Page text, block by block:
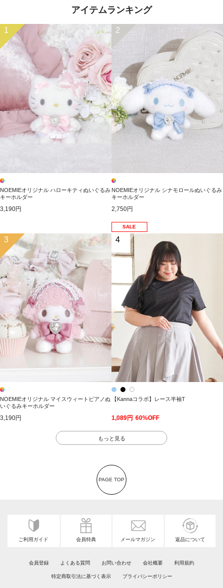
アイテムランキング
1
NOEMIEオリジナル ハローキティぬいぐるみ
キーホルダー
3,190円
2
NOEMIEオリジナル シナモロールぬいぐるみ
キーホルダー
2,750円
3
NOEMIEオリジナル マイスウィートピアノぬ
いぐるみキーホルダー
3,190円
SALE
4
【Kannaコラボ】レース半袖T
1,089円 60%OFF
もっと見る
PAGE TOP
ご利用ガイド 会員特典 メールマガジン 返品について
会員登録 よくある質問 お問い合わせ 会社概要 利用規約
特定商取引法に基づく表示 プライバシーポリシー